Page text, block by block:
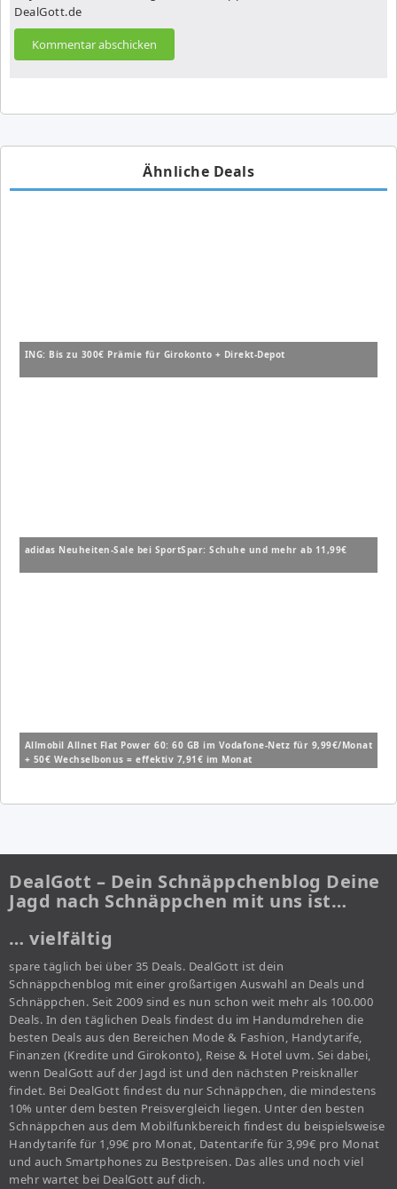
DealGott.de
Ähnliche Deals
ING: Bis zu 300€ Prämie für Girokonto + Direkt-Depot
adidas Neuheiten-Sale bei SportSpar: Schuhe und mehr ab 11,99€
Allmobil Allnet Flat Power 60: 60 GB im Vodafone-Netz für 9,99€/Monat
+ 50€ Wechselbonus = effektiv 7,91€ im Monat
DealGott – Dein Schnäppchenblog Deine
Jagd nach Schnäppchen mit uns ist…
… vielfältig
spare täglich bei über 35 Deals. DealGott ist dein
Schnäppchenblog mit einer großartigen Auswahl an Deals und
Schnäppchen. Seit 2009 sind es nun schon weit mehr als 100.000
Deals. In den täglichen Deals findest du im Handumdrehen die
besten Deals aus den Bereichen Mode & Fashion, Handytarife,
Finanzen (Kredite und Girokonto), Reise & Hotel uvm. Sei dabei,
wenn DealGott auf der Jagd ist und den nächsten Preisknaller
findet. Bei DealGott findest du nur Schnäppchen, die mindestens
10% unter dem besten Preisvergleich liegen. Unter den besten
Schnäppchen aus dem Mobilfunkbereich findest du beispielsweise
Handytarife für 1,99€ pro Monat, Datentarife für 3,99€ pro Monat
und auch Smartphones zu Bestpreisen. Das alles und noch viel
mehr wartet bei DealGott auf dich.